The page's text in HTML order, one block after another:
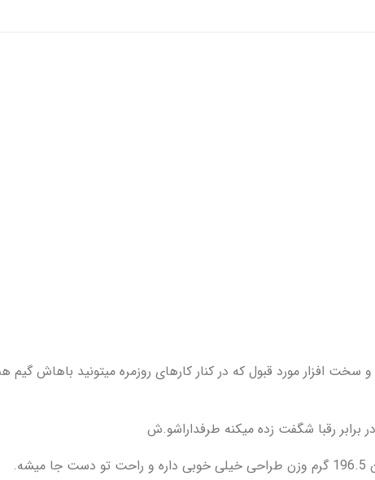
خوب دوربین و سخت افزار مورد قبول که در کنار کارهای روزمره میتونید باهاش گیم
رقبا شگفت زده میکنه طرفداراشو.ش